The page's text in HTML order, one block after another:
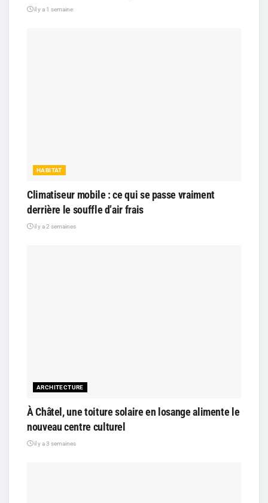
il y a 1 semaine
HABITAT
Climatiseur mobile : ce qui se passe vraiment
derrière le souffle d’air frais
il y a 2 semaines
ARCHITECTURE
À Châtel, une toiture solaire en losange alimente le
nouveau centre culturel
il y a 3 semaines